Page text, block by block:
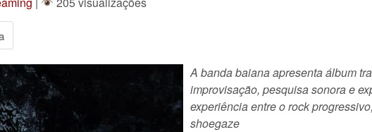
A banda baiana apresenta álbum
improvisação, pesquisa sonora e
experiência entre o rock
shoegaze